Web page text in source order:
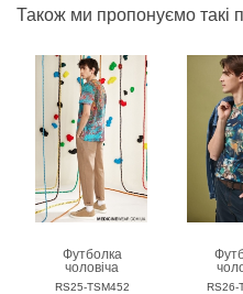
Також ми пропонуємо такі
Футболка
чоловіча
MEDICINE
RS25-TSM452 RS26-